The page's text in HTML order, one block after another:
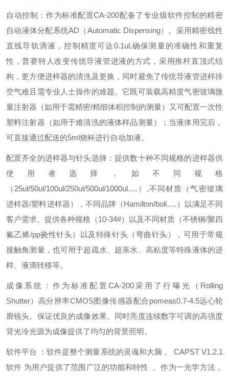
自动控制：作为标准配置CA-200配备了专业级软件控制的精密
自动液体分配系统AD（Automatic Dispensing）。采用精密线性
直线导轨滴液，控制精度可达0.1ul,确保测量的准确性和重复
性，普赛特人改变传统导液管进液的方式，采用推杆直顶式结
构，更方便进样器的清洗及更换，同时避免了传统导液管进样排
空气难且需专业人士操作的难题。它既可装载高精度气密玻璃微
量注射器（如用于需精密/精细体积控制的测量）又可配置一次性
塑料注射器（如用于难清洗的液体样品测量）；当液体用完后，
可直接通过配送的5ml烧杯进行自动加液。
配置齐全的进样器与针头选择：提供数十种不同规格的进样器供
使用者选择，如不同规格
（25ul/50ul/100ul/250ul/500ul/1000ul….）,不同材质（气密玻璃
进样器/塑料进样器），不同品牌（Hamilton/boli….）以满足不同
客户需求。提供各种规格（10-34#）以及不同材质（不锈钢/聚四
氟乙烯/pp挠性针头）以及特殊针头（弯曲针头），可用于常规
接触角测量，也可用于超疏水、超亲水、高粘度等特殊液体的进
样、液滴转移等。
成像系统：作为标准配置CA-200采用了行曝光（Rolling
Shutter）高分辨率CMOS图像传感器配合pomeas0.7-4.5远心轮
廓镜头。保证优良的成像效果。同时亮度连续数字可调的高强度
背光冷光源为成像提供了均匀的背景照明。
软件平台 ：软件是整个测量系统的灵魂和大脑 。 CAPST V1.2.1
软件 为用户提供了范围广泛的功能和特性 。作为一光学方法，